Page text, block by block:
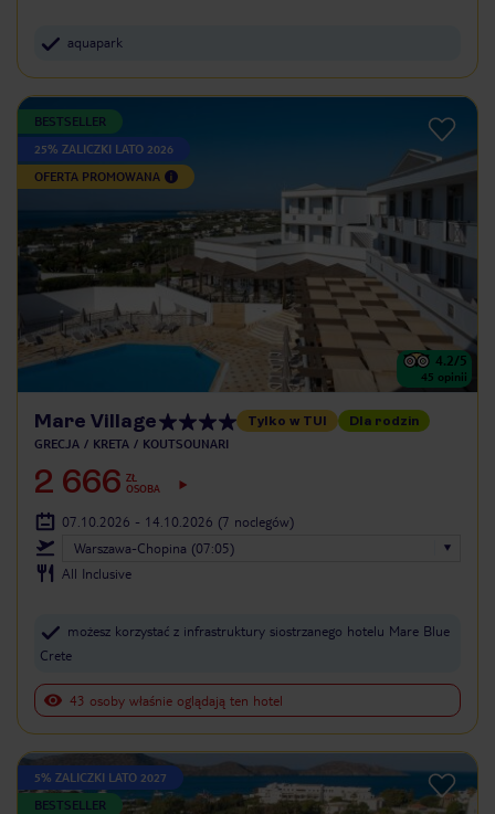
aquapark
BESTSELLER
25% ZALICZKI LATO 2026
OFERTA PROMOWANA
4.2/5
45 opinii
Mare Village Tylko w TUI Dla rodzin
GRECJA KRETA KOUTSOUNARI
2 666 ZŁ
OSOBA
07.10.2026 - 14.10.2026 (7 noclegów)
Warszawa-Chopina (07:05)
All Inclusive
możesz korzystać z infrastruktury siostrzanego hotelu Mare Blue
Crete
43 osoby właśnie oglądają ten hotel
5% ZALICZKI LATO 2027
BESTSELLER